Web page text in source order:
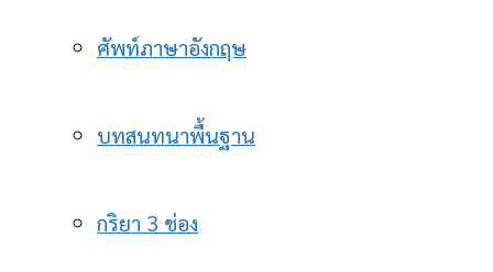
ศัพท์ภาษาอังกฤษ
บทสนทนาพื้นฐาน
กริยา 3 ช่อง